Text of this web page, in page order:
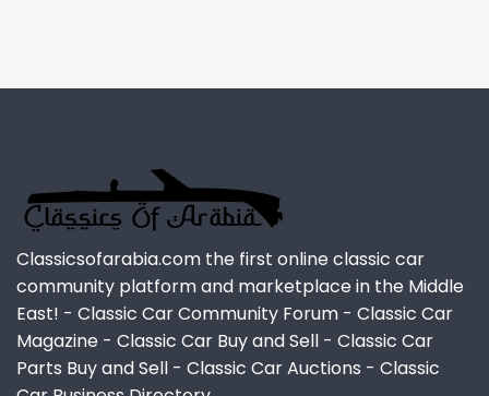
Classicsofarabia.com the first online classic car
community platform and marketplace in the Middle
East! - Classic Car Community Forum - Classic Car
Magazine - Classic Car Buy and Sell - Classic Car
Parts Buy and Sell - Classic Car Auctions - Classic